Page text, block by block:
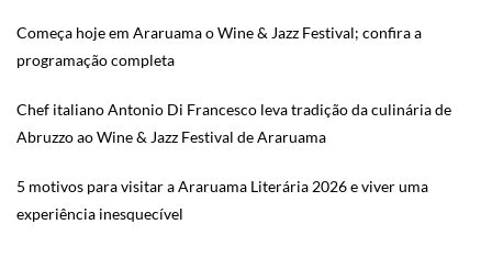
Começa hoje em Araruama o Wine & Jazz Festival; confira a
programação completa
Chef italiano Antonio Di Francesco leva tradição da culinária de
Abruzzo ao Wine & Jazz Festival de Araruama
5 motivos para visitar a Araruama Literária 2026 e viver uma
experiência inesquecível